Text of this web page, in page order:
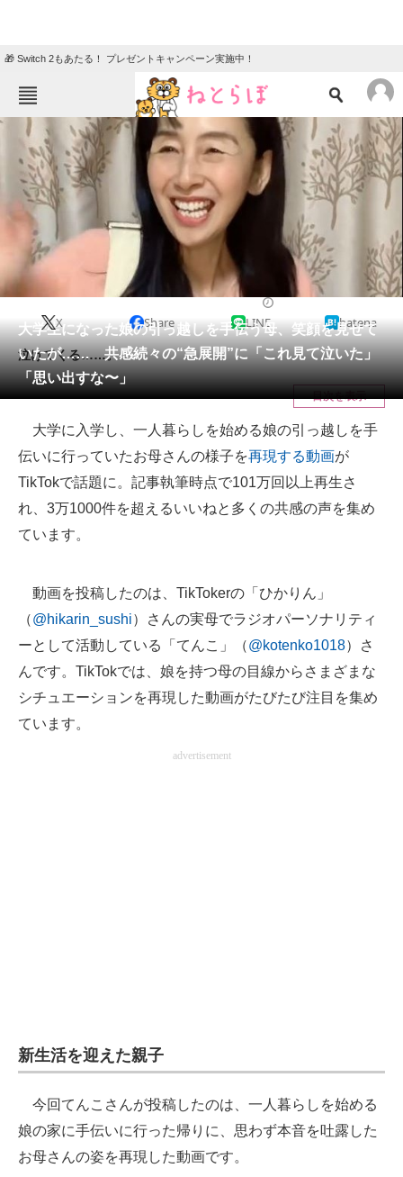
🎁 Switch 2もあたる！ プレゼントキャンペーン実施中！
ねとらぼメニュー
TOP ニュース
エンタメ クイズ
グルメ 地域
住まい 教育・育児
リサーチ
会員記事
メディア
注目記事を集めた総合ページ
ITの今と未来を見通す
スマホと通信の最新トレンド
進化するPCとデバイスの未来
ビジネスと働き方のヒント
企業ITのトレンドを詳説
マーケ×ITの今がよく分かる
エネルギーの専門メディア
建設×テクノロジーの最前線
ちょっと気になるネットの話題
大学生になった娘の引っ越しを手伝う母、笑顔を見せて
いたが…… 共感続々の“急展開”に「これ見て泣いた」
「思い出すな〜」
X Share LINE hatena
泣けてくる……。
目次を表示
大学に入学し、一人暮らしを始める娘の引っ越しを手
伝いに行っていたお母さんの様子を再現する動画が
TikTokで話題に。記事執筆時点で101万回以上再生さ
れ、3万1000件を超えるいいねと多くの共感の声を集め
ています。
動画を投稿したのは、TikTokerの「ひかりん」
（@hikarin_sushi）さんの実母でラジオパーソナリティ
ーとして活動している「てんこ」（@kotenko1018）さ
んです。TikTokでは、娘を持つ母の目線からさまざまな
シチュエーションを再現した動画がたびたび注目を集め
ています。
advertisement
新生活を迎えた親子
今回てんこさんが投稿したのは、一人暮らしを始める
娘の家に手伝いに行った帰りに、思わず本音を吐露した
お母さんの姿を再現した動画です。